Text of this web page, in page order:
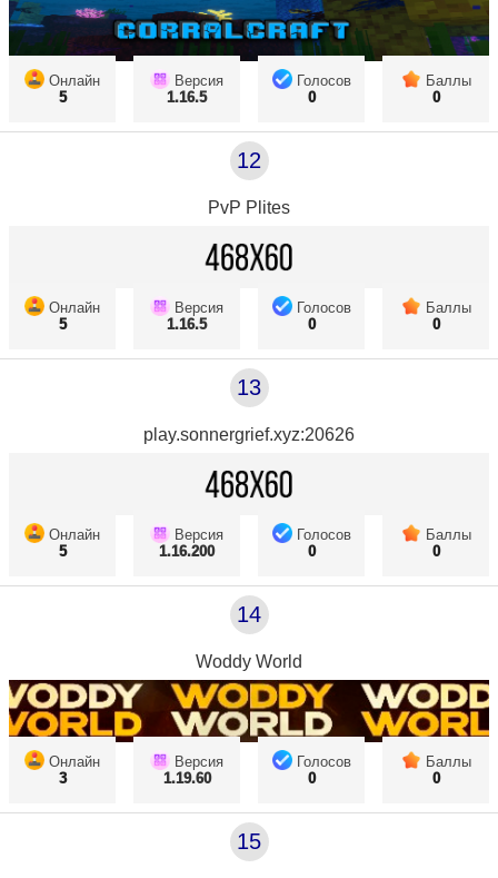
Онлайн
5
Версия
1.16.5
Голосов
0
Баллы
0
12
PvP Plites
Онлайн
5
Версия
1.16.5
Голосов
0
Баллы
0
13
play.sonnergrief.xyz:20626
Онлайн
5
Версия
1.16.200
Голосов
0
Баллы
0
14
Woddy World
Онлайн
3
Версия
1.19.60
Голосов
0
Баллы
0
15